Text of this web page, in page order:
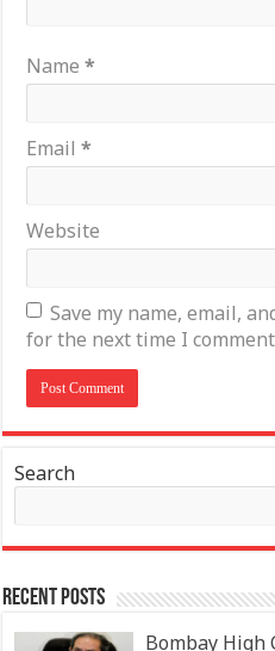
Name*
Email*
Website
Save my name, email,
for the next time I
Search
Recent Posts
Bombay High